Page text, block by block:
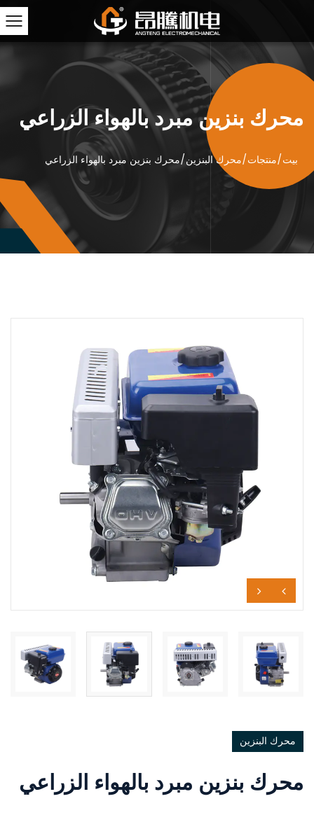
محرك بنزين مبرد بالهواء الزراعي
بيت/منتجات/محرك البنزين/محرك بنزين مبرد بالهواء الزراعي
محرك البنزين
محرك بنزين مبرد بالهواء الزراعي